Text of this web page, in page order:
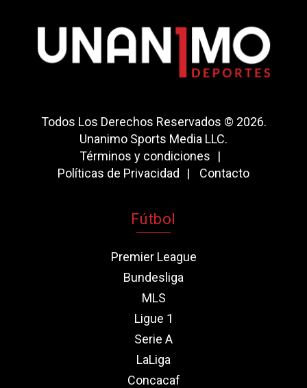
Todos Los Derechos Reservados © 2026.
Unanimo Sports Media LLC.
Términos y condiciones
Políticas de Privacidad
Contacto
Fútbol
Premier League
Bundesliga
MLS
Ligue 1
Serie A
LaLiga
Concacaf